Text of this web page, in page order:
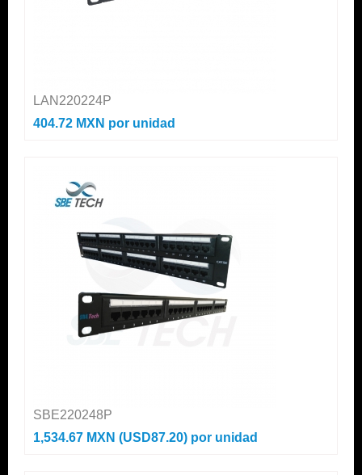
LAN220224P
404.72 MXN por unidad
SBE220248P
1,534.67 MXN (USD87.20) por unidad